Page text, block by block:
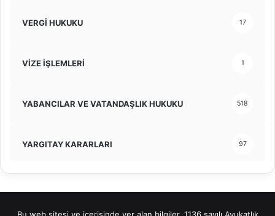
VERGİ HUKUKU 17
VİZE İŞLEMLERİ 1
YABANCILAR VE VATANDAŞLIK HUKUKU 518
YARGITAY KARARLARI 97